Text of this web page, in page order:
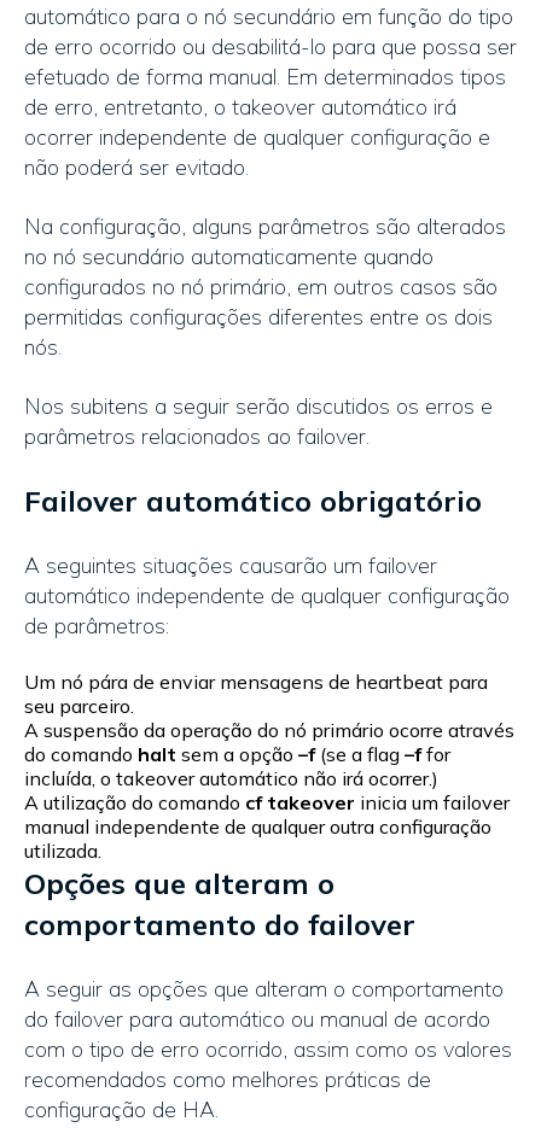
automático para o nó secundário em função do tipo
de erro ocorrido ou desabilitá-lo para que possa ser
efetuado de forma manual. Em determinados tipos
de erro, entretanto, o takeover automático irá
ocorrer independente de qualquer configuração e
não poderá ser evitado.
Na configuração, alguns parâmetros são alterados
no nó secundário automaticamente quando
configurados no nó primário, em outros casos são
permitidas configurações diferentes entre os dois
nós.
Nos subitens a seguir serão discutidos os erros e
parâmetros relacionados ao failover.
Failover automático obrigatório
A seguintes situações causarão um failover
automático independente de qualquer configuração
de parâmetros:
Um nó pára de enviar mensagens de heartbeat para
seu parceiro.
A suspensão da operação do nó primário ocorre através
do comando halt sem a opção –f (se a flag –ffor
incluída, o takeover automático não irá ocorrer.)
A utilização do comando cf takeover inicia um failover
manual independente de qualquer outra configuração
utilizada.
Opções que alteram o
comportamento do failover
A seguir as opções que alteram o comportamento
do failover para automático ou manual de acordo
com o tipo de erro ocorrido, assim como os valores
recomendados como melhores práticas de
configuração de HA.